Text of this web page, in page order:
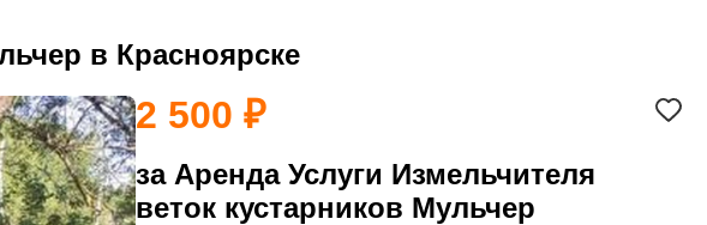
в Красноярске
2 500
за Аренда Услуги Измельчителя
веток кустарников Мульчер